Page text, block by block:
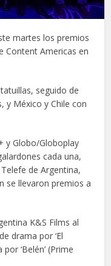
martes los premios
Content Americas en
seguido de
y México y Chile con
y Globo/Globoplay
cada una,
de Argentina,
se llevaron premios a
K&S Films al
drama por ‘El
‘Belén’ (Prime